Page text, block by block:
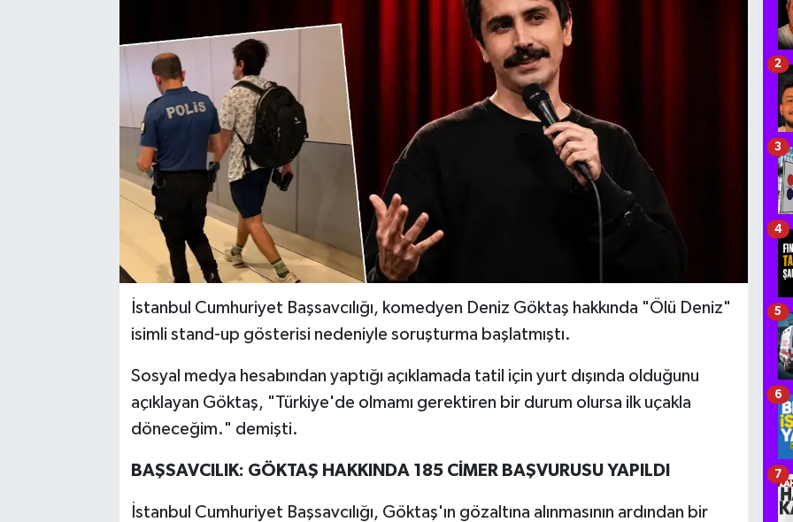
İstanbul Cumhuriyet Başsavcılığı, komedyen Deniz Göktaş hakkında "Ölü Deniz"
isimli stand-up gösterisi nedeniyle soruşturma başlatmıştı.
Sosyal medya hesabından yaptığı açıklamada tatil için yurt dışında olduğunu
açıklayan Göktaş, "Türkiye'de olmamı gerektiren bir durum olursa ilk uçakla
döneceğim." demişti.
BAŞSAVCILIK: GÖKTAŞ HAKKINDA 185 CİMER BAŞVURUSU YAPILDI
İstanbul Cumhuriyet Başsavcılığı, Göktaş'ın gözaltına alınmasının ardından bir
2
3
4
5
6
7